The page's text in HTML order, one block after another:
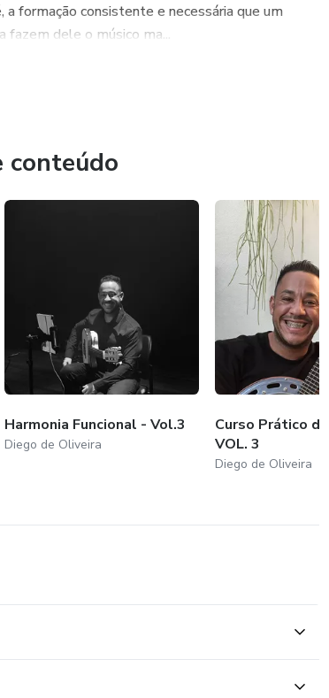
formação consistente e necessária que um
dele o músico ma...
conteúdo
Harmonia Funcional - Vol.3
Diego de Oliveira
Curso Prático de
VOL. 3
Diego de Oliveira